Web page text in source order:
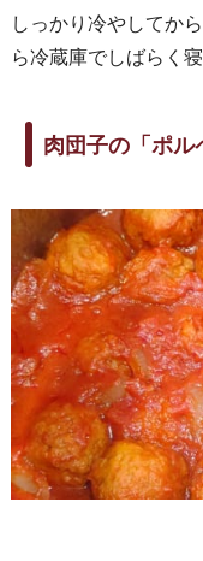
しっかり冷やしてか
ら冷蔵庫でしばらく
肉団子の「ポル